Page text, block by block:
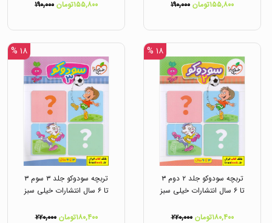
۱۵۵,۸۰۰تومان ۱۹۰,۰۰۰ ۱۵۵,۸۰۰تومان ۱۹۰,۰۰۰
۱۸ %
تربچه سودوکو جلد ۲ دوم ۳
تا ۶ سال انتشارات خیلی سبز
۱۸۰,۴۰۰تومان ۲۲۰,۰۰۰
۱۸ %
تربچه سودوکو جلد ۳ سوم ۳
تا ۶ سال انتشارات خیلی سبز
۱۸۰,۴۰۰تومان ۲۲۰,۰۰۰